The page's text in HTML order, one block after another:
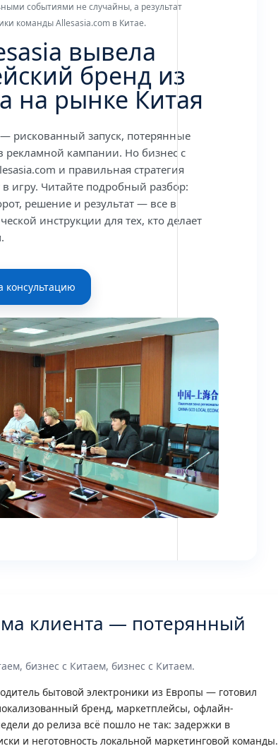
событиями не случайны, а результат
команды Allesasia.com в Китае.
вывела
бренд из
на рынке Китая
рискованный запуск, потерянные
рекламной кампании. Но бизнес с
и правильная стратегия
игру. Читайте подробный разбор:
решение и результат — все в
инструкции для тех, кто делает
консультацию
клиента — потерянный
бизнес с Китаем, бизнес с Китаем.
бытовой электроники из Европы — готовил
бренд, маркетплейсы, офлайн-
до релиза всё пошло не так: задержки в
и неготовность локальной маркетинговой команды.